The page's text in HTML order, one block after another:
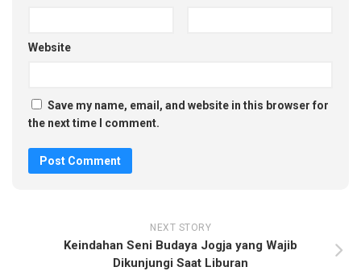
Website
Save my name, email, and website in this browser for
the next time I comment.
NEXT STORY
Keindahan Seni Budaya Jogja yang Wajib
Dikunjungi Saat Liburan